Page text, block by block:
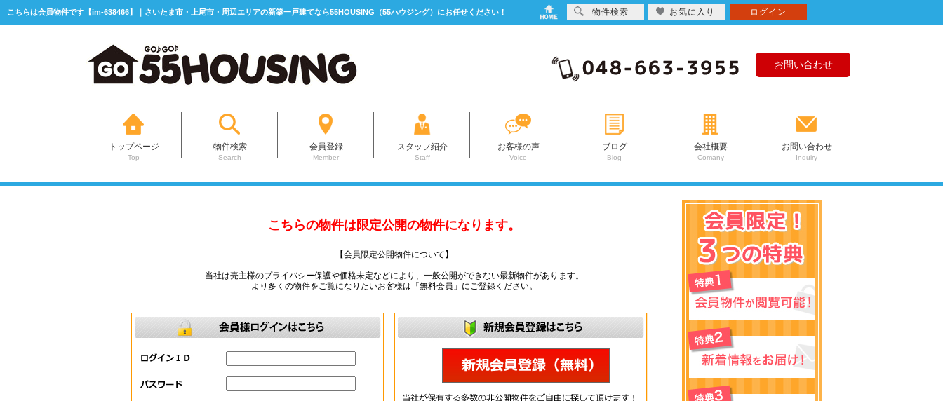
こちらは会員物件です【im-638466】｜さいたま市・上尾市・周辺エリアの新築一戸建てなら55HOUSING（55ハウジング）にお任せください！
お問い合わせ
トップページ
Top
物件検索
Search
会員登録
Member
スタッフ紹介
Staff
お客様の声
Voice
ブログ
Blog
会社概要
Comany
お問い合わせ
Inquiry
こちらの物件は限定公開の物件になります。
【会員限定公開物件について】
当社は売主様のプライバシー保護や価格未定などにより、一般公開ができない最新物件があります。
より多くの物件をご覧になりたいお客様は「無料会員」にご登録ください。
物件検索 お気に入り ログイン